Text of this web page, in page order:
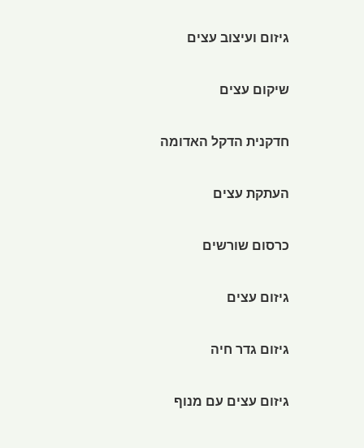
גיזום ועיצוב עצים
שיקום עצים
חדקנית הדקל האדומה
העתקת עצים
כרסום שורשים
גיזום עצים
גיזום גדר חיה
גיזום עצים עם מנוף